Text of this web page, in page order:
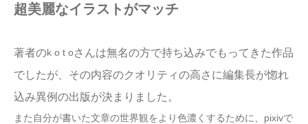
超美麗なイラストがマッチ
著者のk o t oさんは無名の方で持ち込みでもってきた作品
でしたが、その内容のクオリティの高さに編集長が惚れ
込み異例の出版が決まりました。
また自分が書いた文章の世界観をより色濃くするために、pixivで